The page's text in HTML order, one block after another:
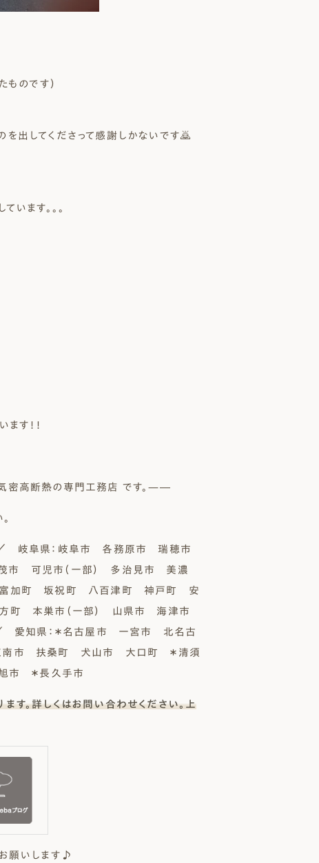
ものです）
出してくださって感謝しかないです🙇
います。。。
す！！
密高断熱の専門工務店 です。—―
岐阜県：岐阜市 各務原市 瑞穂市
可児市（一部） 多治見市 美濃
加町 坂祝町 八百津町 神戸町 安
町 本巣市（一部） 山県市 海津市
愛知県：＊名古屋市 一宮市 北名古
市 扶桑町 犬山市 大口町 ＊清須
市 ＊長久手市
す。詳しくはお問い合わせください。上
願いします♪